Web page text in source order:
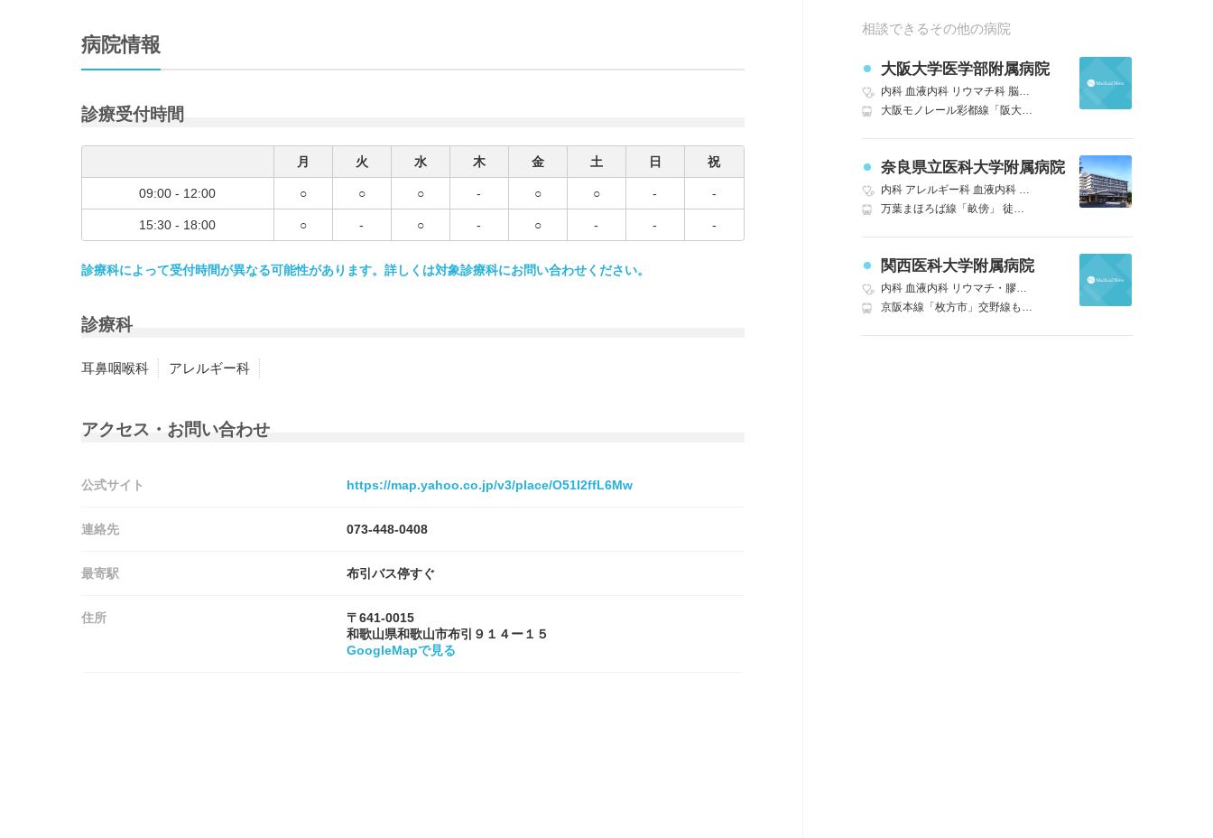
病院情報
診療受付時間
月 火 水 木 金 土 日 祝
09:00 - 12:00 ○ ○ ○ - ○ ○ - -
15:30 - 18:00 ○ - ○ - ○ - - -
診療科によって受付時間が異なる可能性があります。詳しくは対象診療科にお問い合わせください。
診療科
耳鼻咽喉科 アレルギー科
アクセス・お問い合わせ
公式サイト https://map.yahoo.co.jp/v3/place/O51I2ffL6Mw
連絡先 073-448-0408
最寄駅 布引バス停すぐ
住所
〒641-0015
和歌山県和歌山市布引９１４ー１５
GoogleMapで見る
相談できるその他の病院
大阪大学医学部附属病院
内科 血液内科 リウマチ科 脳神経外科 呼吸器外科
大阪モノレール彩都線「阪大病院前」 徒歩1分｜京都線「茨木」近鉄バス 阪大本部前行き 阪大医学部病院前下車 バス｜阪急京都本線「茨木市」近鉄バス 阪大本部前行き 阪大医学部病院前下車 バス｜北大阪急行電鉄「千里中央」阪急バス 阪大本部前行き 阪大医学部病院前下車 バス
奈良県立医科大学附属病院
内科 アレルギー科 血液内科 リウマチ科 精神科脳神経外科
万葉まほろば線「畝傍」 徒歩10分｜近鉄橿原線「八木西口」 徒歩8分｜近鉄橿原線「大和八木」奈良交通バス・橿原市コミュニティバス 「医大病院玄関口」下車、または奈良交通バス 「奈良医大病院」下車 バス8分
関西医科大学附属病院
内科 血液内科 リウマチ・膠原病科 心療内科
京阪本線「枚方市」交野線も乗り入れ 北口より病院シャトルバスも運行あり 徒歩3分